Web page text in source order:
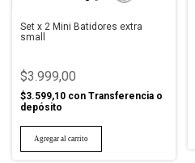
Set x 2 Mini Batidores extra
small
$3.999,00
$3.599,10 con Transferencia o
depósito